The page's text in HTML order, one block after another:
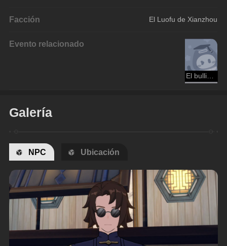
Facción El Luofu de Xianzhou
Evento relacionado
El bullicio del Callejón Aurum
Galería
NPC Ubicación